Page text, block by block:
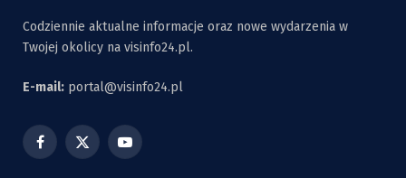
Codziennie aktualne informacje oraz nowe wydarzenia w
Twojej okolicy na visinfo24.pl.
E-mail: portal@visinfo24.pl
Facebook
X
YouTube